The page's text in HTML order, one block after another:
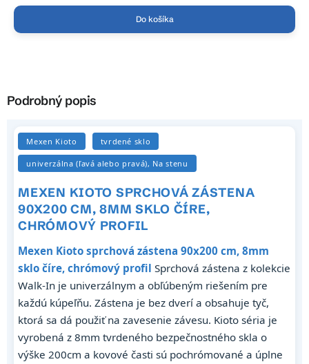
Do košíka
Podrobný popis
Mexen Kioto tvrdené sklo
univerzálna (ľavá alebo pravá), Na stenu
MEXEN KIOTO SPRCHOVÁ ZÁSTENA
90X200 CM, 8MM SKLO ČÍRE,
CHRÓMOVÝ PROFIL
Mexen Kioto sprchová zástena 90x200 cm, 8mm
sklo číre, chrómový profil Sprchová zástena z kolekcie
Walk-In je univerzálnym a obľúbeným riešením pre
každú kúpeľňu. Zástena je bez dverí a obsahuje tyč,
ktorá sa dá použiť na zavesenie závesu. Kioto séria je
vyrobená z 8mm tvrdeného bezpečnostného skla o
výške 200cm a kovové časti sú pochrómované a úplne